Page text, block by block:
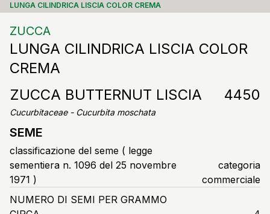
LUNGA CILINDRICA LISCIA COLOR CREMA
ZUCCA
LUNGA CILINDRICA LISCIA COLOR
CREMA
ZUCCA BUTTERNUT LISCIA
4450
Cucurbitaceae - Cucurbita moschata
SEME
classificazione del seme ( legge
sementiera n. 1096 del 25 novembre
1971 )
categoria
commerciale
NUMERO DI SEMI PER GRAMMO